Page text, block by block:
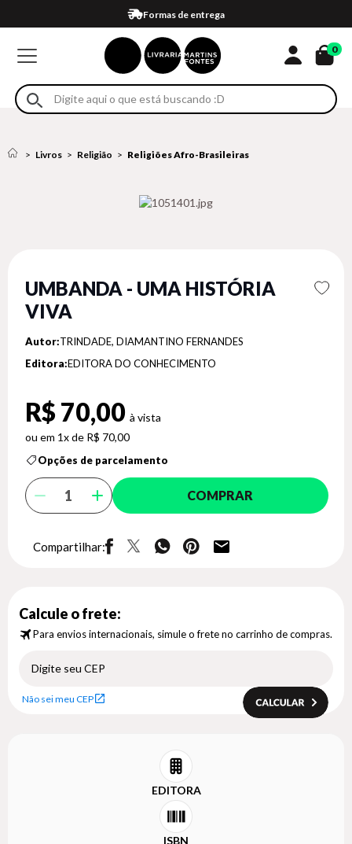
Formas de entrega
Compra 100% segura
Em até 4x sem juros no cartão*
Retire na loja
Eventos
0
Livros Religião Religiões Afro-Brasileiras
UMBANDA - UMA HISTÓRIA
VIVA
Autor:TRINDADE, DIAMANTINO FERNANDES
Editora:EDITORA DO CONHECIMENTO
R$ 70,00
1x de R$ 70,00
Opções de parcelamento
COMPRAR
Compartilhar:
Calcule o frete:
Para envios internacionais, simule o frete no carrinho de compras.
Não sei meu CEP
EDITORA
ISBN